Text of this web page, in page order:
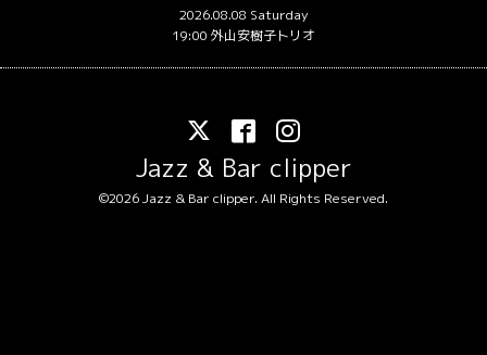
2026.08.08 Saturday
19:00 外山安樹子トリオ
Jazz & Bar clipper
©2026Jazz & Bar clipper. All Rights Reserved.